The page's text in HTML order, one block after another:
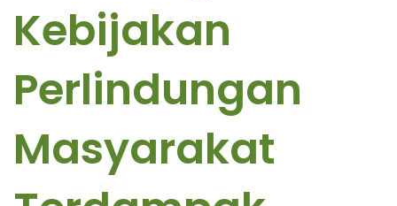
Kebijakan
Perlindungan
Masyarakat